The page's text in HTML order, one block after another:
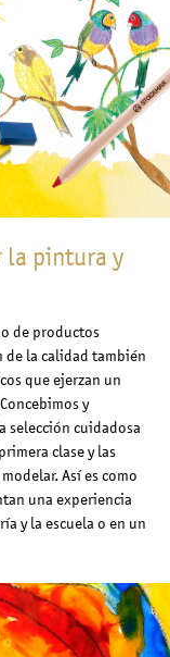
la pintura y
de productos
de la calidad también
que ejerzan un
y
selección cuidadosa
clase y las
Así es como
una experiencia
y la escuela o en un